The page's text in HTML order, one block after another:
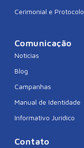
Cerimonial e Protocolo
Comunicação
Notícias
Blog
Campanhas
Manual de Identidade
Informativo Jurídico
Contato